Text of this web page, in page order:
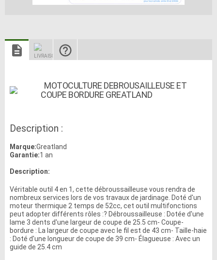
MOTOCULTURE DEBROUSAILLEUSE ET
COUPE BORDURE GREATLAND
Description :
Marque:Greatland
Garantie:1 an
Description:
Véritable outil 4 en 1, cette débroussailleuse vous rendra de
nombreux services lors de vos travaux de jardinage. Doté d'un
moteur thermique 2 temps de 52cc, cet outil multifonctions
peut adopter différents rôles :? Débroussailleuse : Dotée d'une
lame 3 dents d'une largeur de coupe de 25.5 cm- Coupe-
bordure : La largeur de coupe avec le fil est de 43 cm- Taille-haie
: Doté d'une longueur de coupe de 39 cm- Élagueuse : Avec un
guide de 25.4 cm